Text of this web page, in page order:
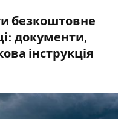
безкоштовне
документи,
інструкція